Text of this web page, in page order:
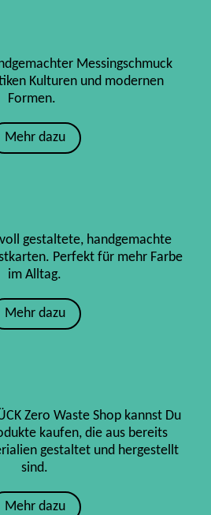
Messingschmuck
Kulturen und modernen
Formen.
Mehr dazu
gestaltete, handgemachte
Perfekt für mehr Farbe
im Alltag.
Mehr dazu
Zero Waste Shop kannst Du
kaufen, die aus bereits
gestaltet und hergestellt
sind.
Mehr dazu